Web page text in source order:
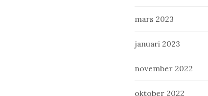
mars 2023
januari 2023
november 2022
oktober 2022